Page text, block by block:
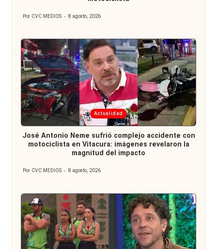
Publicado
Por CVC MEDIOS 8 agosto, 2026
Publicada
en
Actualidad
José Antonio Neme sufrió complejo accidente con
motociclista en Vitacura: imágenes revelaron la
magnitud del impacto
Publicado
Por CVC MEDIOS 8 agosto, 2026